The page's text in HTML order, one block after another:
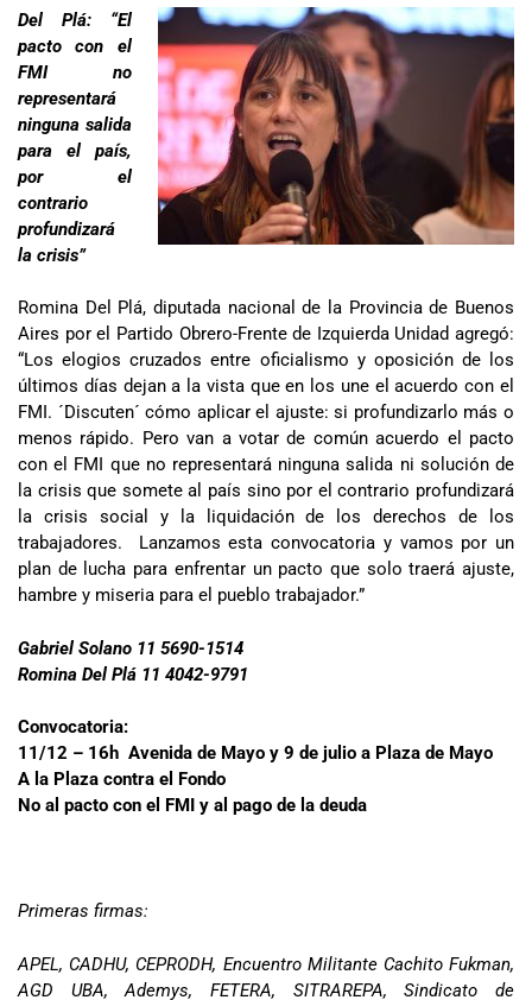
Del Plá: “El
pacto con el
FMI no
representará
ninguna salida
para el país,
por el
contrario
profundizará
la crisis”
Romina Del Plá, diputada nacional de la Provincia de Buenos
Aires por el Partido Obrero-Frente de Izquierda Unidad agregó:
“Los elogios cruzados entre oficialismo y oposición de los
últimos días dejan a la vista que en los une el acuerdo con el
FMI. ´Discuten´ cómo aplicar el ajuste: si profundizarlo más o
menos rápido. Pero van a votar de común acuerdo el pacto
con el FMI que no representará ninguna salida ni solución de
la crisis que somete al país sino por el contrario profundizará
la crisis social y la liquidación de los derechos de los
trabajadores. Lanzamos esta convocatoria y vamos por un
plan de lucha para enfrentar un pacto que solo traerá ajuste,
hambre y miseria para el pueblo trabajador.”
Gabriel Solano 11 5690-1514
Romina Del Plá 11 4042-9791
Convocatoria:
11/12 – 16h Avenida de Mayo y 9 de julio a Plaza de Mayo
A la Plaza contra el Fondo
No al pacto con el FMI y al pago de la deuda
Primeras firmas:
APEL, CADHU, CEPRODH, Encuentro Militante Cachito Fukman,
AGD UBA, Ademys, FETERA, SITRAREPA, Sindicato de